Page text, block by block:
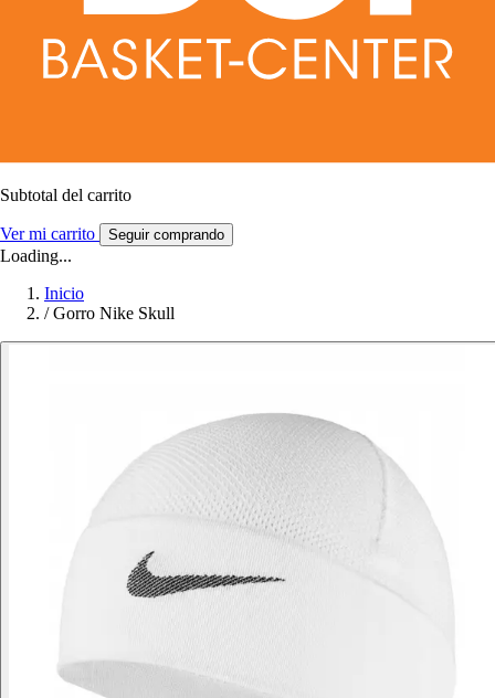
Subtotal del carrito
Ver mi carrito Seguir comprando
Loading...
Inicio
/ Gorro Nike Skull